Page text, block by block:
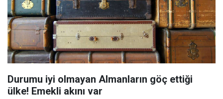
Durumu iyi olmayan Almanların göç ettiği
ülke! Emekli akını var